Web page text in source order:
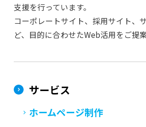
支援を行っています。
コーポレートサイト、採用サイト、
ど、目的に合わせたWeb活用をご提案
サービス
ホームページ制作